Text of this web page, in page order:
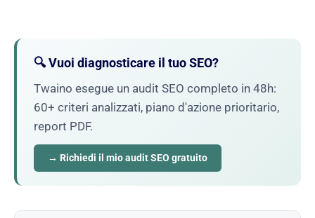
🔍 Vuoi diagnosticare il tuo SEO?
Twaino esegue un audit SEO completo in 48h:
60+ criteri analizzati, piano d'azione prioritario,
report PDF.
→ Richiedi il mio audit SEO gratuito